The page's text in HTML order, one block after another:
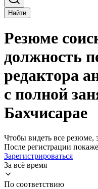
Найти
Резюме
должность
редактора
с полной
Бахчисарае
Чтобы видеть все резюме,
После регистрации
Зарегистрироваться
За всё время
По соответствию